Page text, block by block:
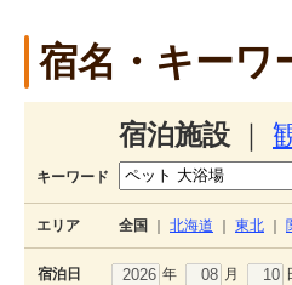
宿名・キーワ
宿泊施設
キーワード
エリア 全国 北海道 東北
宿泊日 年 月